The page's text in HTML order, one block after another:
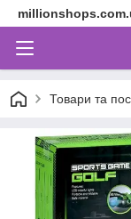
Товари та